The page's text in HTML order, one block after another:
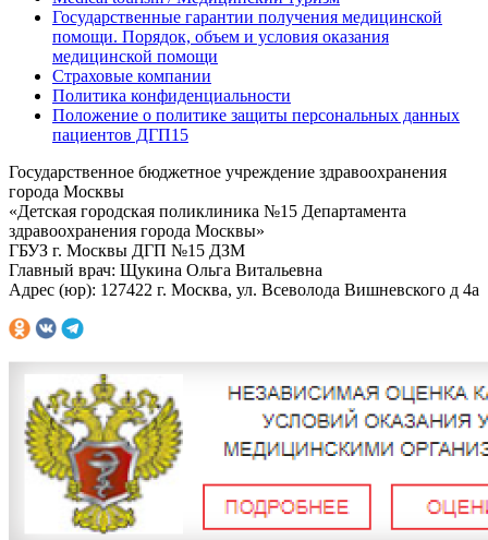
Государственные гарантии получения медицинской
помощи. Порядок, объем и условия оказания
медицинской помощи
Страховые компании
Политика конфиденциальности
Положение о политике защиты персональных данных
пациентов ДГП15
Государственное бюджетное учреждение здравоохранения
города Москвы
«Детская городская поликлиника №15 Департамента
здравоохранения города Москвы»
ГБУЗ г. Москвы ДГП №15 ДЗМ
Главный врач: Щукина Ольга Витальевна
Адрес (юр): 127422 г. Москва, ул. Всеволода Вишневского д 4а